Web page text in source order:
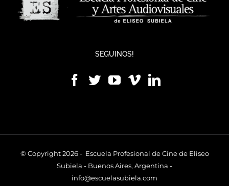
SEGUINOS!
© Copyright 2026 - Escuela Profesional de Cine de Eliseo
Subiela - Buenos Aires, Argentina -
info@escuelasubiela.com